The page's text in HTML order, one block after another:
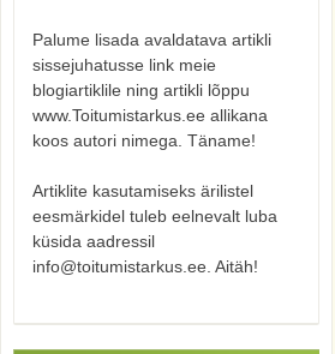
Palume lisada avaldatava artikli
sissejuhatusse link meie
blogiartiklile ning artikli lõppu
www.Toitumistarkus.ee allikana
koos autori nimega. Täname!
Artiklite kasutamiseks ärilistel
eesmärkidel tuleb eelnevalt luba
küsida aadressil
info@toitumistarkus.ee. Aitäh!